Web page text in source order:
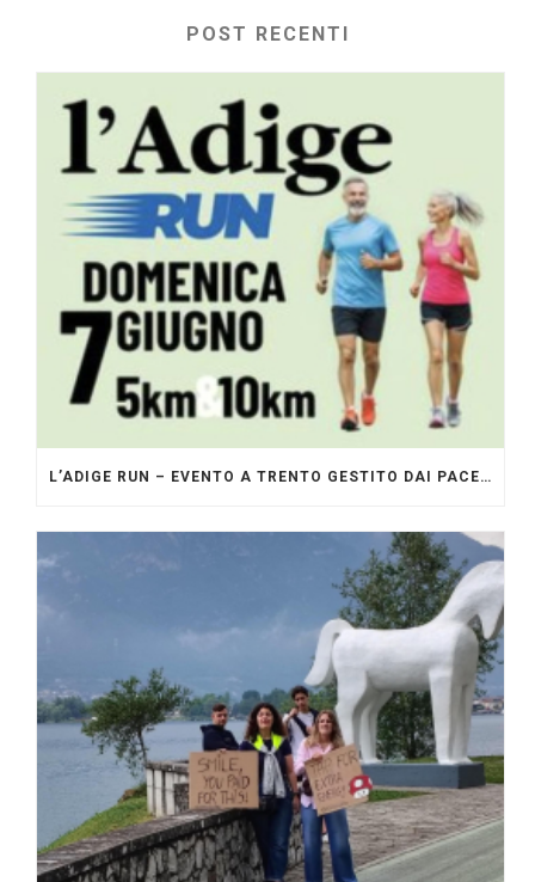
POST RECENTI
L’ADIGE RUN – EVENTO A TRENTO GESTITO DAI PACERS GLI ORIGINALI